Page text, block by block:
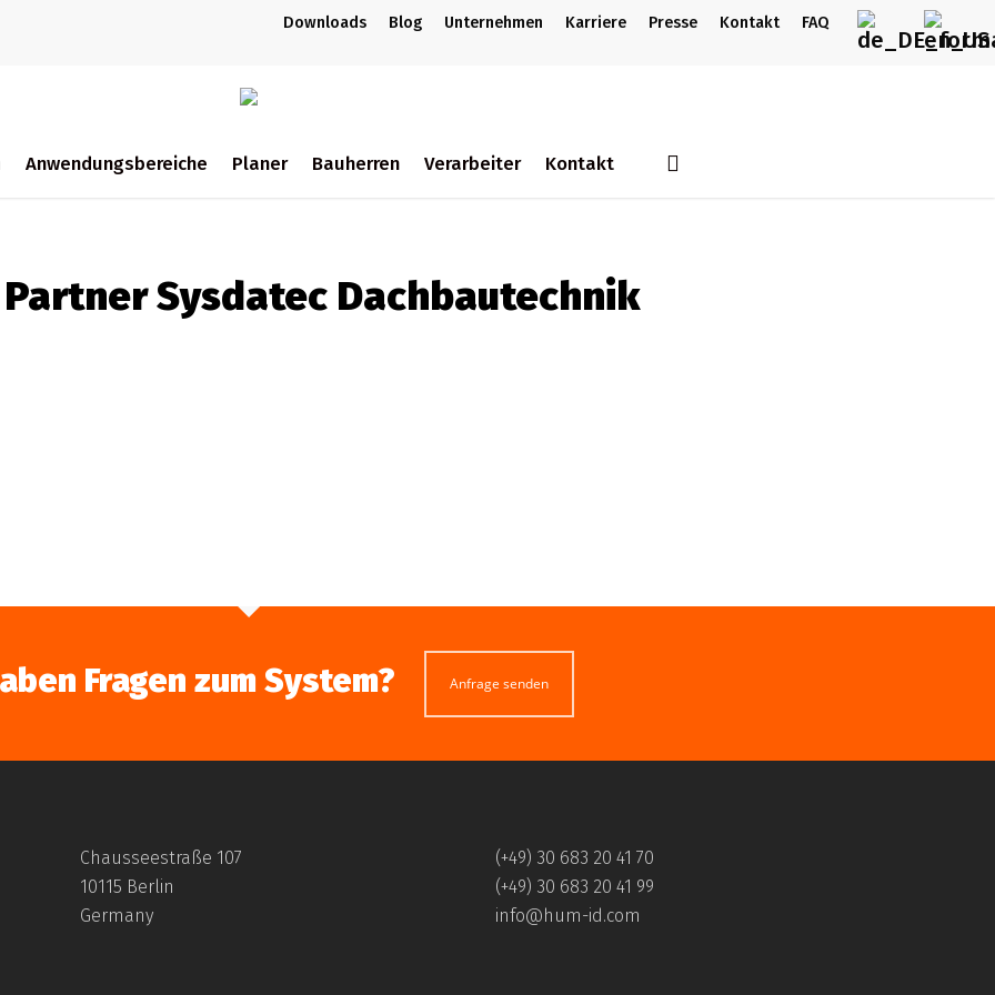
Downloads Blog Unternehmen Karriere Presse Kontakt FAQ
Anwendungsbereiche Planer Bauherren Verarbeiter Kontakt search
Partner Sysdatec Dachbautechnik
Fragen zum System? Anfrage senden
Chausseestraße 107
10115 Berlin
Germany
(+49) 30 683 20 41 70
(+49) 30 683 20 41 99
info@hum-id.com